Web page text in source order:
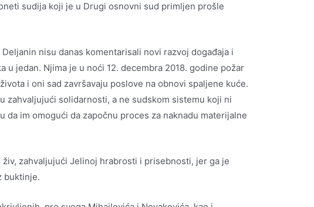
sudija koji je u Drugi osnovni sud primljen prošle
nisu danas komentarisali novi razvoj događaja i
u jedan. Njima je u noći 12. decembra 2018. godine požar
i oni sad završavaju poslove na obnovi spaljene kuće.
zahvaljujući solidarnosti, a ne sudskom sistemu koji ni
da im omogući da započnu proces za naknadu materijalne
živ, zahvaljujući Jelinoj hrabrosti i prisebnosti, jer ga je
buktinje.